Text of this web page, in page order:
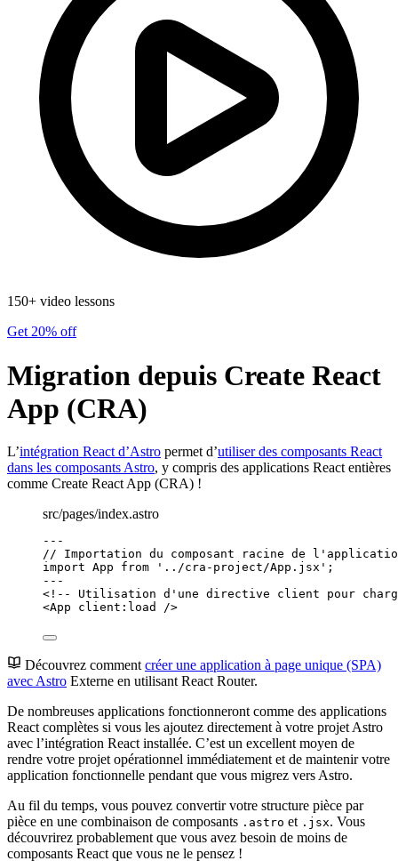
150+ video lessons
Get 20% off
Migration depuis Create React
App (CRA)
L’intégration React d’Astro permet d’utiliser des composants React
dans les composants Astro, y compris des applications React entières
comme Create React App (CRA) !
src/pages/index.astro
---
// Importation du composant racine de
import App from ' ../cra-project/App.jsx ' ;
---
<!-- Utilisation d'une directive client pour
<App client:load />
Découvrez comment créer une application à page unique (SPA)
avec Astro Externe en utilisant React Router.
De nombreuses applications fonctionneront comme des applications
React complètes si vous les ajoutez directement à votre projet Astro
avec l’intégration React installée. C’est un excellent moyen de
rendre votre projet opérationnel immédiatement et de maintenir votre
application fonctionnelle pendant que vous migrez vers Astro.
Au fil du temps, vous pouvez convertir votre structure pièce par
pièce en une combinaison de composants .astro et .jsx. Vous
découvrirez probablement que vous avez besoin de moins de
composants React que vous ne le pensez !